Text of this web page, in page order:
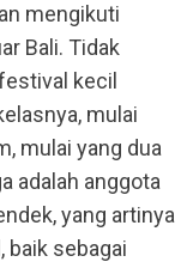
mengikuti
Bali. Tidak
kecil
mulai
mulai yang dua
adalah anggota
yang artinya
baik sebagai